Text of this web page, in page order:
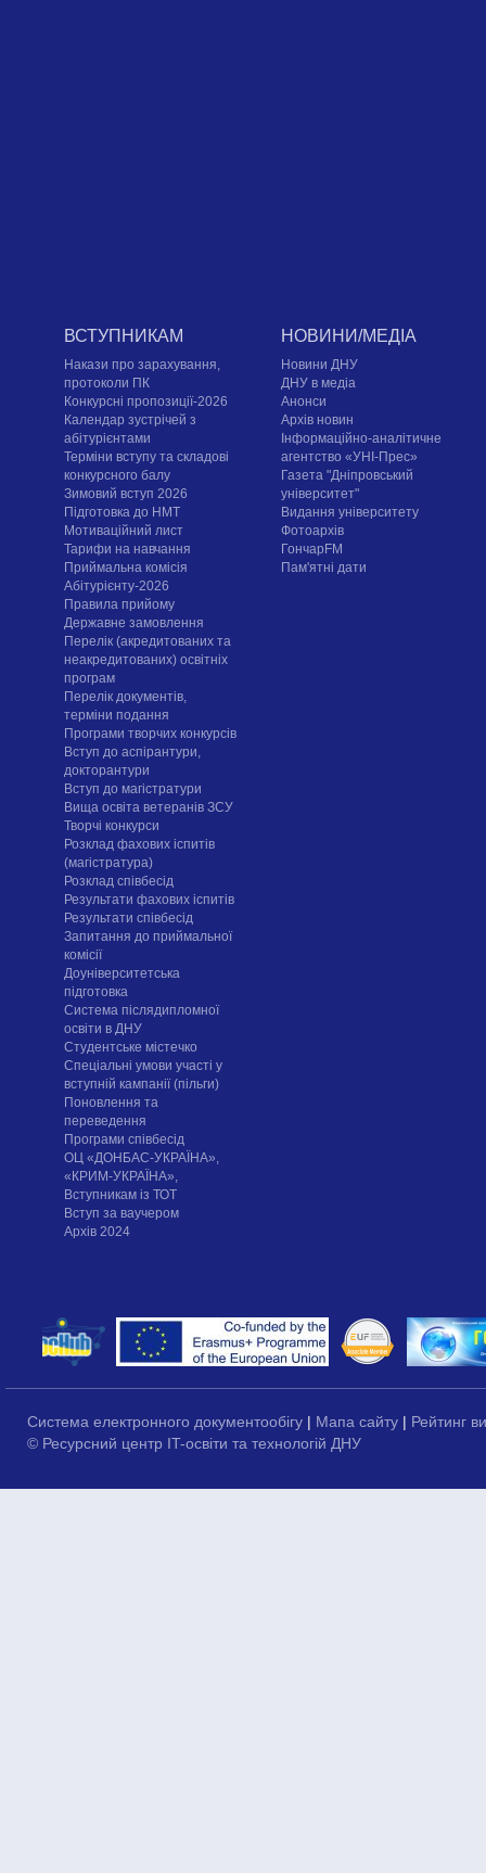
ВСТУПНИКАМ
Накази про зарахування,
протоколи ПК
Конкурсні пропозиції-2026
Календар зустрічей з
абітурієнтами
Терміни вступу та складові
конкурсного балу
Зимовий вступ 2026
Підготовка до НМТ
Мотиваційний лист
Тарифи на навчання
Приймальна комісія
Абітурієнту-2026
Правила прийому
Державне замовлення
Перелік (акредитованих та
неакредитованих) освітніх
програм
Перелік документів,
терміни подання
Програми творчих конкурсiв
Вступ до аспірантури,
докторантури
Вступ до магістратури
Вища освіта ветеранів ЗСУ
Творчі конкурси
Розклад фахових іспитів
(магістратура)
Розклад співбесід
Результати фахових іспитів
Результати співбесід
Запитання до приймальної
комісії
Доуніверситетська
підготовка
Система післядипломної
освіти в ДНУ
Cтудентське містечко
Спеціальні умови участі у
вступній кампанії (пільги)
Поновлення та
переведення
Програми співбесід
ОЦ «ДОНБАС-УКРАЇНА»,
«КРИМ-УКРАЇНА»,
Вступникам із ТОТ
Вступ за ваучером
Архів 2024
НОВИНИ/МЕДІА
Новини ДНУ
ДНУ в медіа
Анонси
Архів новин
Інформаційно-аналітичне
агентство «УНІ-Прес»
Газета "Дніпровський
університет"
Видання університету
Фотоархів
ГончарFM
Пам'ятні дати
Система електронного документообігу | Мапа сайту | Рейтинг
© Ресурсний центр IT-освіти та технологій ДНУ